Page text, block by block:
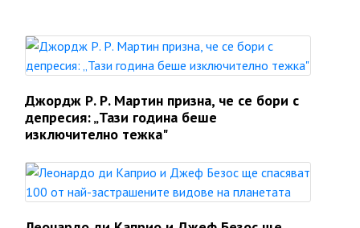
Джордж Р. Р. Мартин призна, че се бори с
депресия: „Тази година беше
изключително тежка"